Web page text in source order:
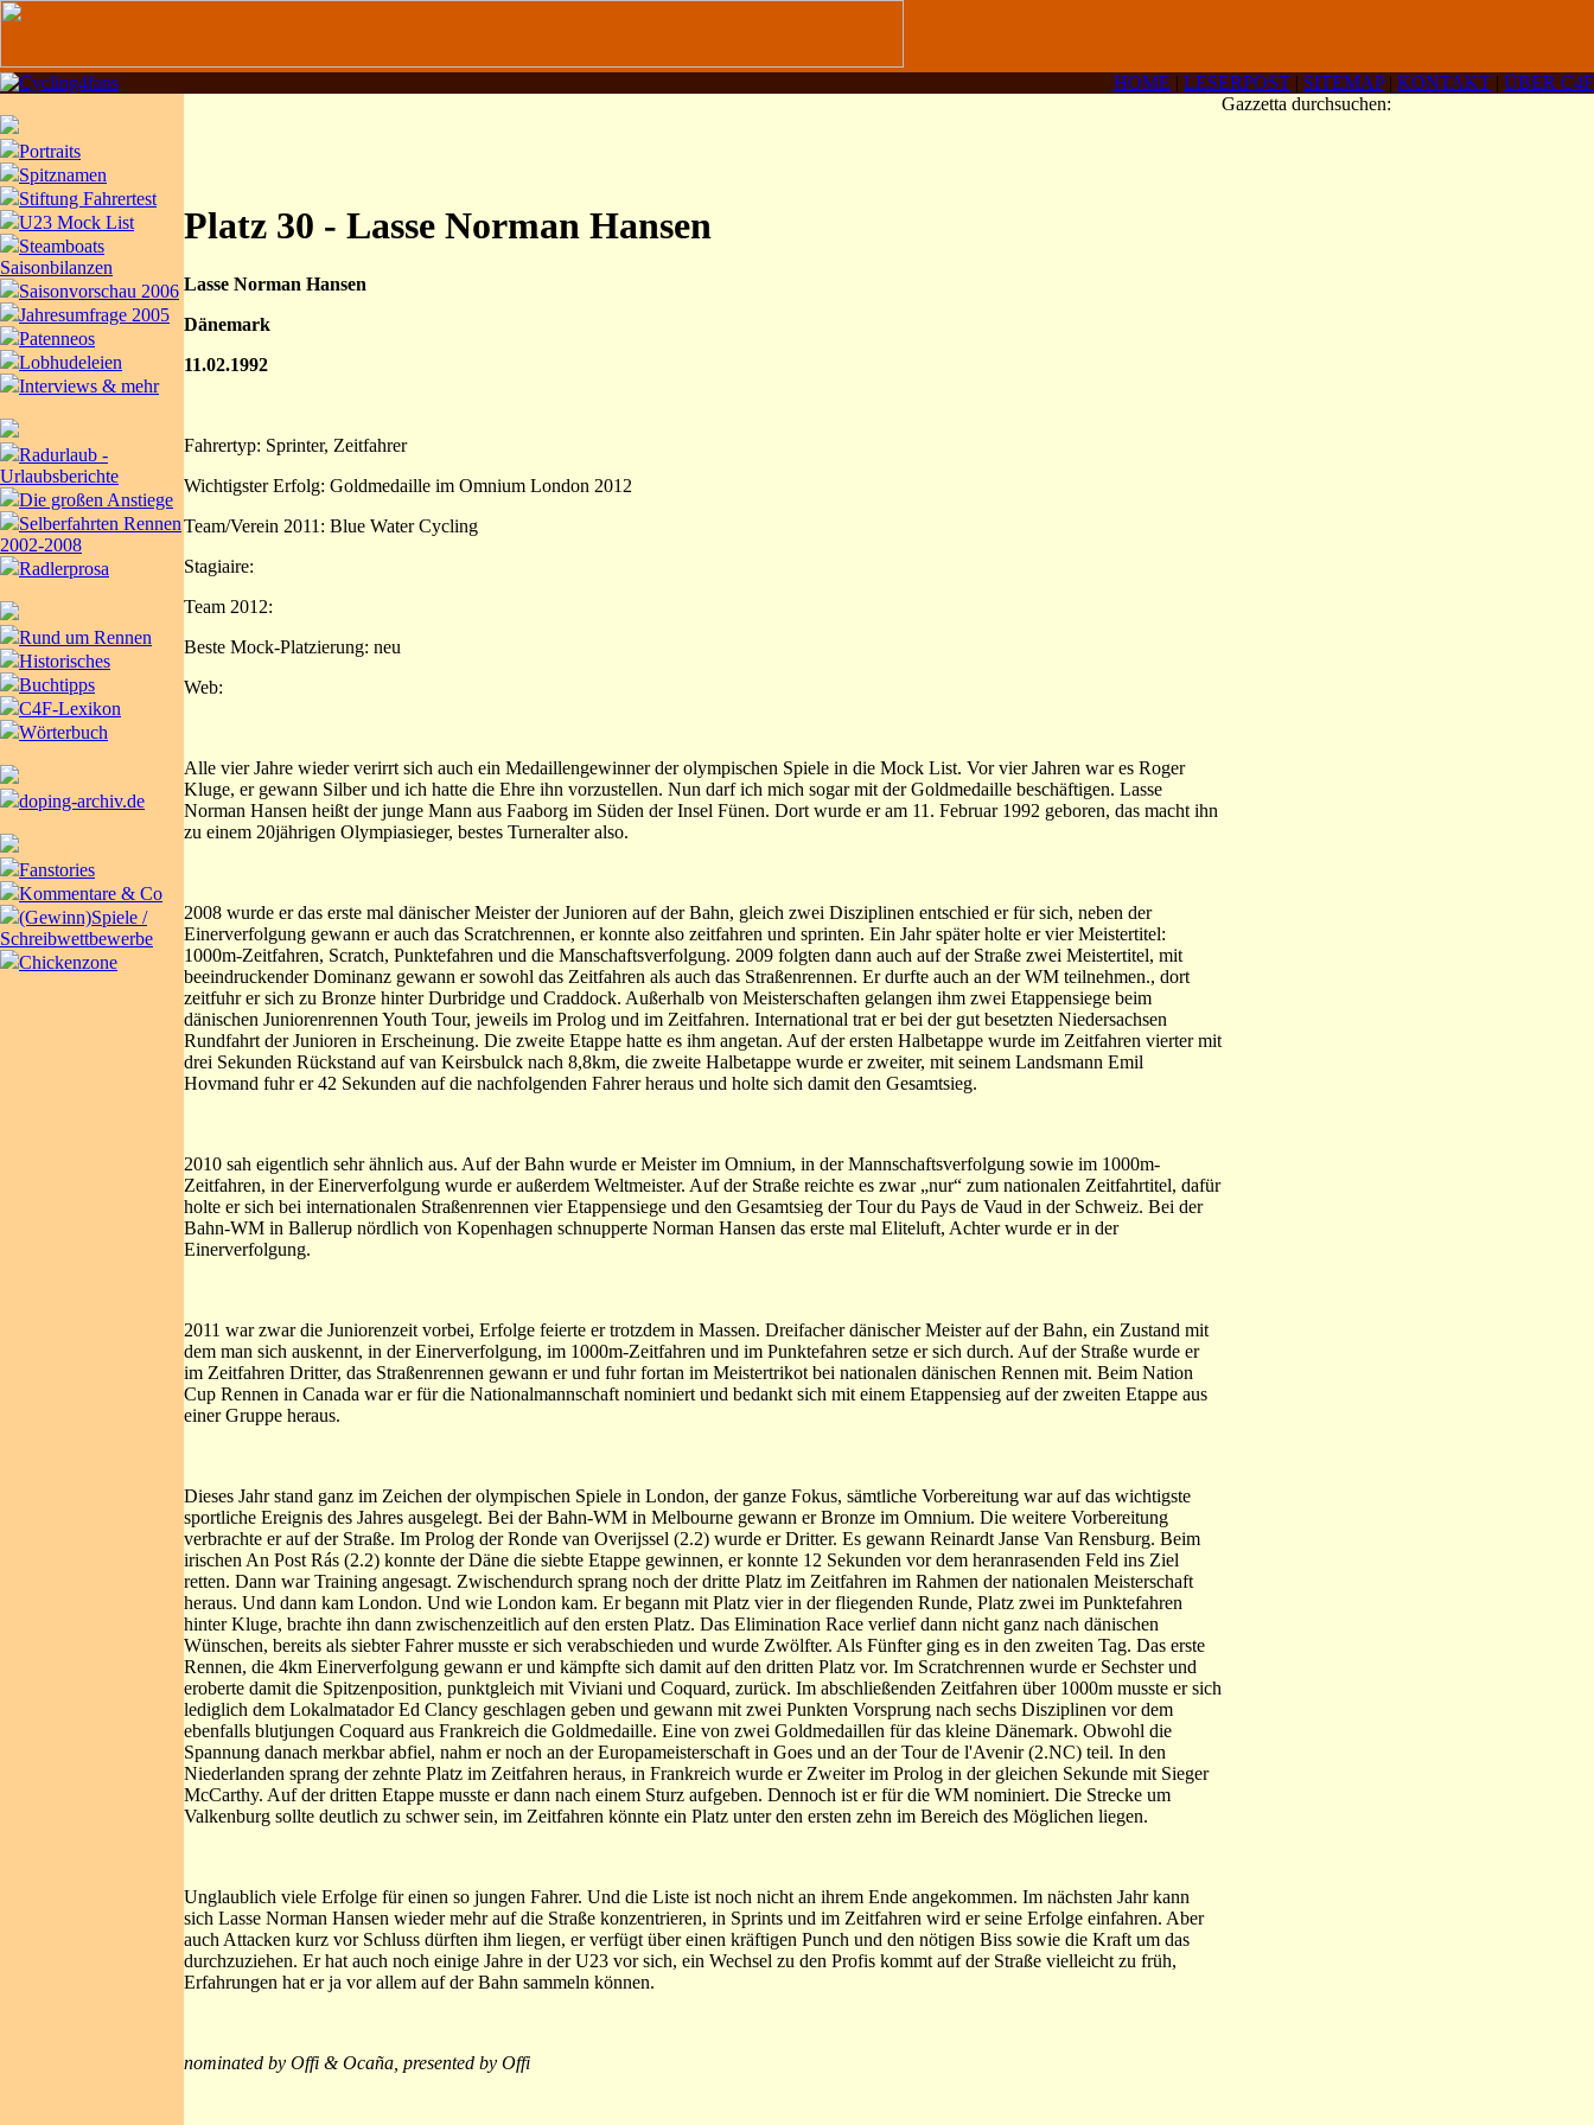
HOME | LESERPOST | SITEMAP| KONTAKT | ÜBER C4F
Portraits
Spitznamen
Stiftung Fahrertest
U23 Mock List
Steamboats
Saisonbilanzen
Saisonvorschau 2006
Jahresumfrage 2005
Patenneos
Lobhudeleien
Interviews & mehr
Radurlaub -
Urlaubsberichte
Die großen Anstiege
Selberfahrten Rennen
2002-2008
Radlerprosa
Rund um Rennen
Historisches
Buchtipps
C4F-Lexikon
Wörterbuch
doping-archiv.de
Fanstories
Kommentare & Co
(Gewinn)Spiele /
Schreibwettbewerbe
Chickenzone
Platz 30 - Lasse Norman Hansen
Lasse Norman Hansen
Dänemark
11.02.1992
Fahrertyp: Sprinter, Zeitfahrer
Wichtigster Erfolg: Goldmedaille im Omnium London 2012
Team/Verein 2011: Blue Water Cycling
Stagiaire:
Team 2012:
Beste Mock-Platzierung: neu
Web:
Alle vier Jahre wieder verirrt sich auch ein Medaillengewinner der olympischen Spiele in die Mock List. Vor vier Jahren war es Roger
Kluge, er gewann Silber und ich hatte die Ehre ihn vorzustellen. Nun darf ich mich sogar mit der Goldmedaille beschäftigen. Lasse
Norman Hansen heißt der junge Mann aus Faaborg im Süden der Insel Fünen. Dort wurde er am 11. Februar 1992 geboren, das macht ihn
zu einem 20jährigen Olympiasieger, bestes Turneralter also.
2008 wurde er das erste mal dänischer Meister der Junioren auf der Bahn, gleich zwei Disziplinen entschied er für sich, neben der
Einerverfolgung gewann er auch das Scratchrennen, er konnte also zeitfahren und sprinten. Ein Jahr später holte er vier Meistertitel:
1000m-Zeitfahren, Scratch, Punktefahren und die Manschaftsverfolgung. 2009 folgten dann auch auf der Straße zwei Meistertitel, mit
beeindruckender Dominanz gewann er sowohl das Zeitfahren als auch das Straßenrennen. Er durfte auch an der WM teilnehmen., dort
zeitfuhr er sich zu Bronze hinter Durbridge und Craddock. Außerhalb von Meisterschaften gelangen ihm zwei Etappensiege beim
dänischen Juniorenrennen Youth Tour, jeweils im Prolog und im Zeitfahren. International trat er bei der gut besetzten Niedersachsen
Rundfahrt der Junioren in Erscheinung. Die zweite Etappe hatte es ihm angetan. Auf der ersten Halbetappe wurde im Zeitfahren vierter mit
drei Sekunden Rückstand auf van Keirsbulck nach 8,8km, die zweite Halbetappe wurde er zweiter, mit seinem Landsmann Emil
Hovmand fuhr er 42 Sekunden auf die nachfolgenden Fahrer heraus und holte sich damit den Gesamtsieg.
2010 sah eigentlich sehr ähnlich aus. Auf der Bahn wurde er Meister im Omnium, in der Mannschaftsverfolgung sowie im 1000m-
Zeitfahren, in der Einerverfolgung wurde er außerdem Weltmeister. Auf der Straße reichte es zwar „nur“ zum nationalen Zeitfahrtitel, dafür
holte er sich bei internationalen Straßenrennen vier Etappensiege und den Gesamtsieg der Tour du Pays de Vaud in der Schweiz. Bei der
Bahn-WM in Ballerup nördlich von Kopenhagen schnupperte Norman Hansen das erste mal Eliteluft, Achter wurde er in der
Einerverfolgung.
2011 war zwar die Juniorenzeit vorbei, Erfolge feierte er trotzdem in Massen. Dreifacher dänischer Meister auf der Bahn, ein Zustand mit
dem man sich auskennt, in der Einerverfolgung, im 1000m-Zeitfahren und im Punktefahren setze er sich durch. Auf der Straße wurde er
im Zeitfahren Dritter, das Straßenrennen gewann er und fuhr fortan im Meistertrikot bei nationalen dänischen Rennen mit. Beim Nation
Cup Rennen in Canada war er für die Nationalmannschaft nominiert und bedankt sich mit einem Etappensieg auf der zweiten Etappe aus
einer Gruppe heraus.
Dieses Jahr stand ganz im Zeichen der olympischen Spiele in London, der ganze Fokus, sämtliche Vorbereitung war auf das wichtigste
sportliche Ereignis des Jahres ausgelegt. Bei der Bahn-WM in Melbourne gewann er Bronze im Omnium. Die weitere Vorbereitung
verbrachte er auf der Straße. Im Prolog der Ronde van Overijssel (2.2) wurde er Dritter. Es gewann Reinardt Janse Van Rensburg. Beim
irischen An Post Rás (2.2) konnte der Däne die siebte Etappe gewinnen, er konnte 12 Sekunden vor dem heranrasenden Feld ins Ziel
retten. Dann war Training angesagt. Zwischendurch sprang noch der dritte Platz im Zeitfahren im Rahmen der nationalen Meisterschaft
heraus. Und dann kam London. Und wie London kam. Er begann mit Platz vier in der fliegenden Runde, Platz zwei im Punktefahren
hinter Kluge, brachte ihn dann zwischenzeitlich auf den ersten Platz. Das Elimination Race verlief dann nicht ganz nach dänischen
Wünschen, bereits als siebter Fahrer musste er sich verabschieden und wurde Zwölfter. Als Fünfter ging es in den zweiten Tag. Das erste
Rennen, die 4km Einerverfolgung gewann er und kämpfte sich damit auf den dritten Platz vor. Im Scratchrennen wurde er Sechster und
eroberte damit die Spitzenposition, punktgleich mit Viviani und Coquard, zurück. Im abschließenden Zeitfahren über 1000m musste er sich
lediglich dem Lokalmatador Ed Clancy geschlagen geben und gewann mit zwei Punkten Vorsprung nach sechs Disziplinen vor dem
ebenfalls blutjungen Coquard aus Frankreich die Goldmedaille. Eine von zwei Goldmedaillen für das kleine Dänemark. Obwohl die
Spannung danach merkbar abfiel, nahm er noch an der Europameisterschaft in Goes und an der Tour de l'Avenir (2.NC) teil. In den
Niederlanden sprang der zehnte Platz im Zeitfahren heraus, in Frankreich wurde er Zweiter im Prolog in der gleichen Sekunde mit Sieger
McCarthy. Auf der dritten Etappe musste er dann nach einem Sturz aufgeben. Dennoch ist er für die WM nominiert. Die Strecke um
Valkenburg sollte deutlich zu schwer sein, im Zeitfahren könnte ein Platz unter den ersten zehn im Bereich des Möglichen liegen.
Unglaublich viele Erfolge für einen so jungen Fahrer. Und die Liste ist noch nicht an ihrem Ende angekommen. Im nächsten Jahr kann
sich Lasse Norman Hansen wieder mehr auf die Straße konzentrieren, in Sprints und im Zeitfahren wird er seine Erfolge einfahren. Aber
auch Attacken kurz vor Schluss dürften ihm liegen, er verfügt über einen kräftigen Punch und den nötigen Biss sowie die Kraft um das
durchzuziehen. Er hat auch noch einige Jahre in der U23 vor sich, ein Wechsel zu den Profis kommt auf der Straße vielleicht zu früh,
Erfahrungen hat er ja vor allem auf der Bahn sammeln können.
nominated by Offi & Ocaña, presented by Offi
Gazzetta durchsuchen: